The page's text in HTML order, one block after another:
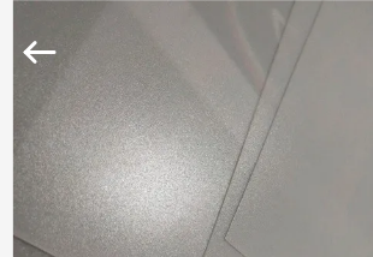
CASA.
PRODOTTI
(Tianjin)
Limited.
Reserved.